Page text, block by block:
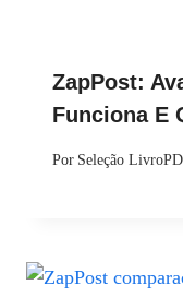
ZapPost:
Funciona E
Por Seleção